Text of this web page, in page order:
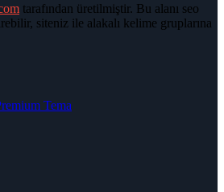
tarafından üretilmiştir. Bu alanı seo
siteniz ile alakalı kelime gruplarına
Tema